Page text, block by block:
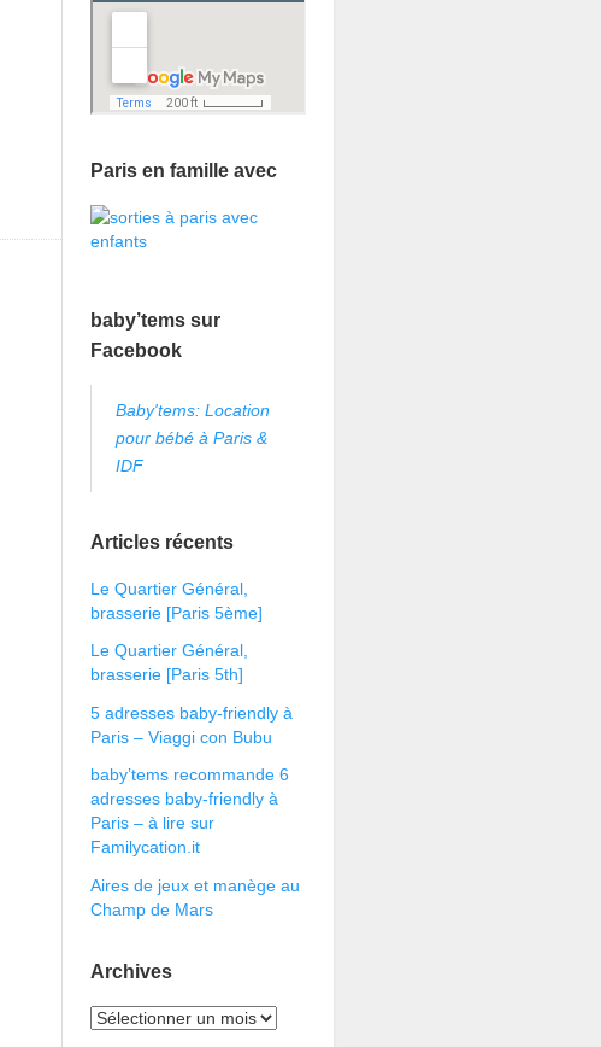
Paris en famille avec
baby’tems sur
Facebook
Baby'tems: Location
pour bébé à Paris &
IDF
Articles récents
Le Quartier Général,
brasserie [Paris 5ème]
Le Quartier Général,
brasserie [Paris 5th]
5 adresses baby-friendly à
Paris – Viaggi con Bubu
baby’tems recommande 6
adresses baby-friendly à
Paris – à lire sur
Familycation.it
Aires de jeux et manège au
Champ de Mars
Archives